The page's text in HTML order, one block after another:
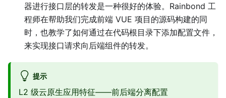
器进行接口层的转发是一种很好的体验。Rainbond 工
程师在帮助我们完成前端 VUE 项目的源码构建的同
时，也教学了如何通过在代码根目录下添加配置文件，
来实现接口请求向后端组件的转发。
提示
L2 级云原生应用特征——前后端分离配置